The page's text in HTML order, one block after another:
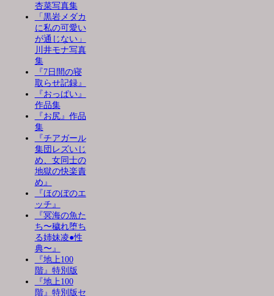
杏菜写真集
「黒岩メダカ
に私の可愛い
が通じない」
川井モナ写真
集
『7日間の寝
取らせ記録』
『おっぱい』
作品集
『お尻』作品
集
『チアガール
集団レズいじ
め、女同士の
地獄の快楽責
め』
『ほのぼのエ
ッチ』
『冥海の魚た
ち〜穢れ堕ち
る姉妹凌●性
典〜』
『地上100
階』特別版
『地上100
階』特別版セ